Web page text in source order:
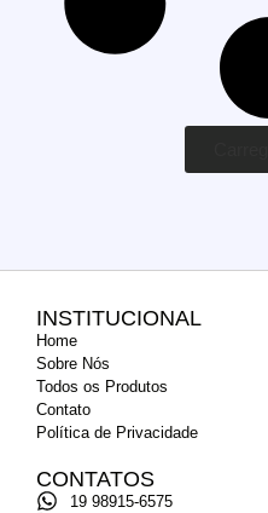
INSTITUCIONAL
Home
Sobre Nós
Todos os Produtos
Contato
Política de Privacidade
CONTATOS
19 98915-6575